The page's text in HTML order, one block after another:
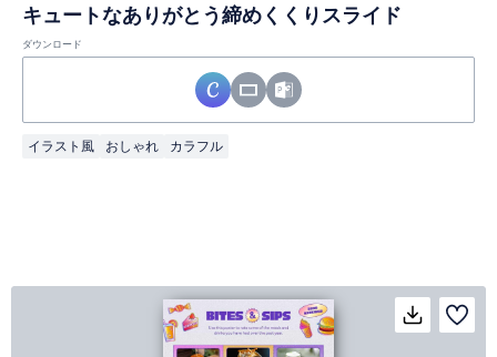
キュートなありがとう締めくくりスライド
ダウンロード
イラスト風 おしゃれ カラフル